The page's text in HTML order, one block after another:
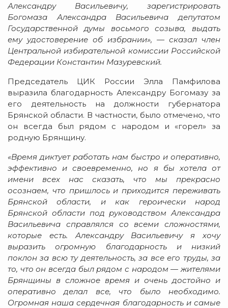
Александру Васильевичу, зарегистрировать
Богомаза Александра Васильевича депутатом
Государственной думы восьмого созыва, выдать
ему удостоверение об избрании», — сказал член
Центральной избирательной комиссии Российской
Федерации Константин Мазуревский.
Председатель ЦИК России Элла Памфилова
выразила благодарность Александру Богомазу за
его деятельность на должности губернатора
Брянской области. В частности, было отмечено, что
он всегда был рядом с народом и «горел» за
родную Брянщину.
«Время диктует работать нам быстро и оперативно,
эффективно и своевременно, но я бы хотела от
имени всех нас сказать, что мы прекрасно
осознаем, что пришлось и приходится переживать
Брянской области, и как героически народ
Брянской области под руководством Александра
Васильевича справлялся со всеми сложностями,
которые есть. Александру Васильевичу я хочу
выразить огромную благодарность и низкий
поклон за всю ту деятельность, за все его труды, за
то, что он всегда был рядом с народом — жителями
Брянщины в сложное время и очень достойно и
оперативно делал все, что было необходимо.
Огромная наша сердечная благодарность и самые